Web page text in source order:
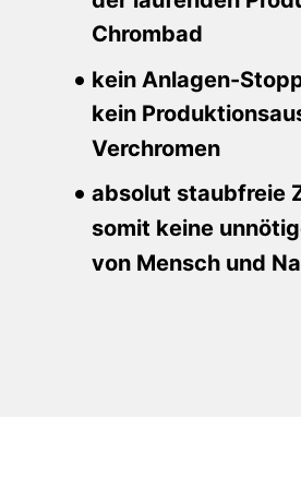
Chrombad
kein Anlagen-
kein
Verchromen
absolut staubfreie
somit keine
von Mensch und